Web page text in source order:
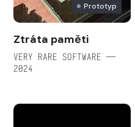
Prototyp
Ztráta paměti
VERY RARE SOFTWARE —
2024